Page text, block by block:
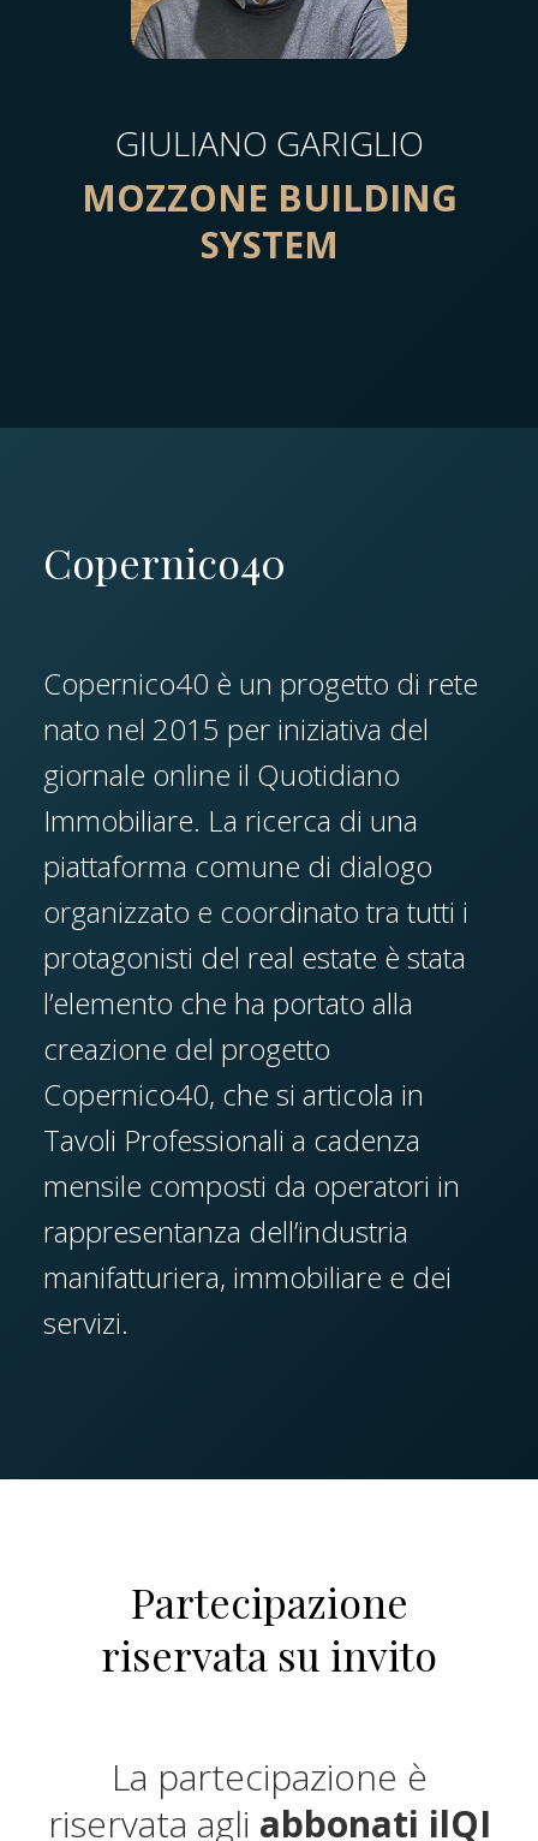
GIULIANO GARIGLIO
MOZZONE BUILDING
SYSTEM
Copernico40
Copernico40 è un progetto di rete
nato nel 2015 per iniziativa del
giornale online il Quotidiano
Immobiliare. La ricerca di una
piattaforma comune di dialogo
organizzato e coordinato tra tutti i
protagonisti del real estate è stata
l’elemento che ha portato alla
creazione del progetto
Copernico40, che si articola in
Tavoli Professionali a cadenza
mensile composti da operatori in
rappresentanza dell’industria
manifatturiera, immobiliare e dei
servizi.
Partecipazione
riservata su invito
La partecipazione è
riservata agli abbonati ilQI